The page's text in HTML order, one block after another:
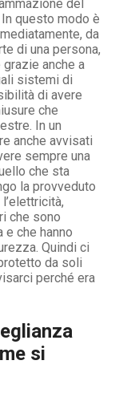
del
questo modo è
da
di una persona,
anche a
sistemi di
di avere
che
In un
anche avvisati
sempre una
che sta
la provveduto
che sono
e che hanno
Quindi ci
da soli
perché era
si